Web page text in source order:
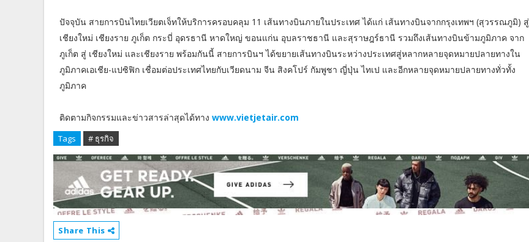
ปัจจุบัน สายการบินไทยเวียตเจ็ทให้บริการครอบคลุม 11 เส้นทางบินภายในประเทศ ได้แก่ เส้นทางบินจากกรุงเทพฯ (สุวรรณภูมิ) สู่
เชียงใหม่ เชียงราย ภูเก็ต กระบี่ อุดรธานี หาดใหญ่ ขอนแก่น อุบลราชธานี และสุราษฎร์ธานี รวมถึงเส้นทางบินข้ามภูมิภาค จาก
ภูเก็ต สู่ เชียงใหม่ และเชียงราย พร้อมกันนี้ สายการบินฯ ได้ขยายเส้นทางบินระหว่างประเทศสู่หลากหลายจุดหมายปลายทางใน
ภูมิภาคเอเชีย-แปซิฟิก เชื่อมต่อประเทศไทยกับเวียดนาม จีน สิงคโปร์ กัมพูชา ญี่ปุ่น ไทเป และอีกหลายจุดหมายปลายทางทั่วทั้ง
ภูมิภาค
ติดตามกิจกรรมและข่าวสารล่าสุดได้ทาง www.vietjetair.com
Tags # ธุรกิจ
Share This